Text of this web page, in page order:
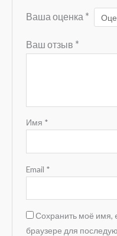
Ваша оценка *
Ваш отзыв *
Имя *
Email *
Сохранить моё имя,
браузере для